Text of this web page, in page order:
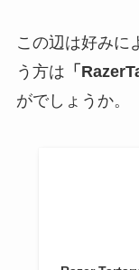
この辺は好みに
う方は 「
がでしょうか。